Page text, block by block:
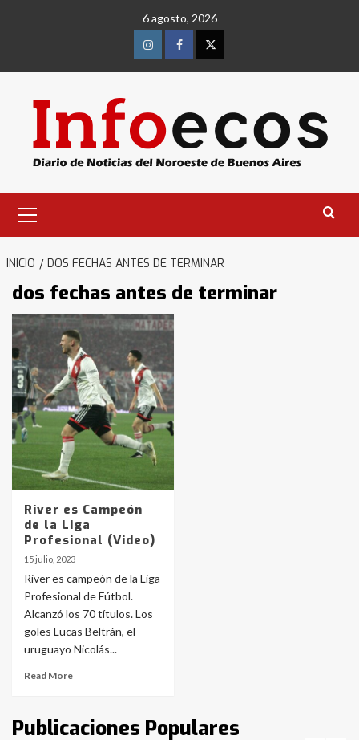
6 agosto, 2026
InstagramFacebookTwitter
primario
INICIO DOS FECHAS ANTES DE TERMINAR
dos fechas antes de terminar
River es Campeón
de la Liga
Profesional (Video)
15 julio, 2023
River es campeón de la Liga
Profesional de Fútbol.
Alcanzó los 70 títulos. Los
goles Lucas Beltrán, el
uruguayo Nicolás...
Read More
Publicaciones Populares
3
Identidad de los adolescentes
pampeanos que fueron
protagonistas del fatal accidente
en la mañana del lunes
4
Accidente en Ruta 5: falleció un
joven de Trenque Lauquen
5
Los precios de los combustibles en
La Pampa, desde YPF hasta Axion
entre 857 a 1338 pesos
6
La Bolsa de Cereales de Bahía
Blanca anticipa que Agosto vendrá
con lluvias y heladas, en gran parte
de la provincia
fueron detenidos por
comercialización de drogas en la